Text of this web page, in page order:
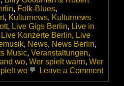
, Folk-Blues,
, Kulturnews, Kulturnews
, Live Gigs Berlin, Live in
Live Konzerte Berlin, Live
, News, News Berlin,
Music, Veranstaltungen,
wo, Wer spielt wann, Wer
wo Leave a Commenton